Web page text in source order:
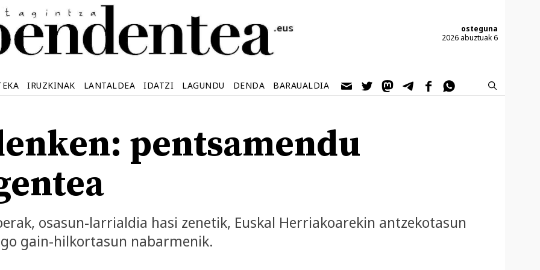
osteguna
2026 abuztuak 6
IRUZKINAK LANTALDEA IDATZI LAGUNDU DENDA BARAUALDIA
pentsamendu
osasun-larrialdia hasi zenetik, Euskal Herriakoarekin antzekotasun
gain-hilkortasun nabarmenik.